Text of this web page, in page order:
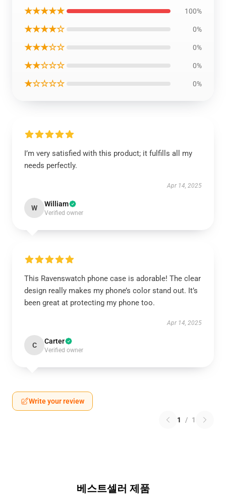
★★★★★ 100%
★★★★☆ 0%
★★★☆☆ 0%
★★☆☆☆ 0%
★☆☆☆☆ 0%
I’m very satisfied with this product; it fulfills all my
needs perfectly.
Apr 14, 2025
W William
Verified owner
This Ravenswatch phone case is adorable! The clear
design really makes my phone’s color stand out. It’s
been great at protecting my phone too.
Apr 14, 2025
C Carter
Verified owner
Write your review
1 / 1
베스트셀러 제품